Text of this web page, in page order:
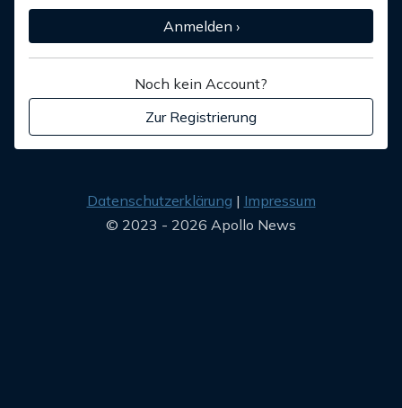
Anmelden ›
Noch kein Account?
Zur Registrierung
Datenschutzerklärung
Impressum
© 2023 - 2026 Apollo News